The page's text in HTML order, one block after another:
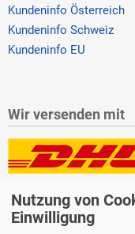
Kundeninfo Österreich
Kundeninfo Schweiz
Kundeninfo EU
Wir versenden mit
Nutzung von
Einwilligung